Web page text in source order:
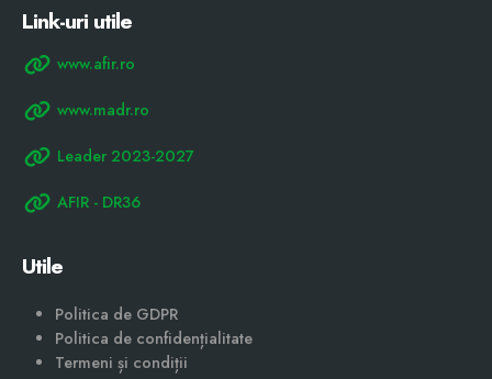
Link-uri utile
www.afir.ro
www.madr.ro
Leader 2023-2027
AFIR - DR36
Utile
Politica de GDPR
Politica de confidențialitate
Termeni și condiții